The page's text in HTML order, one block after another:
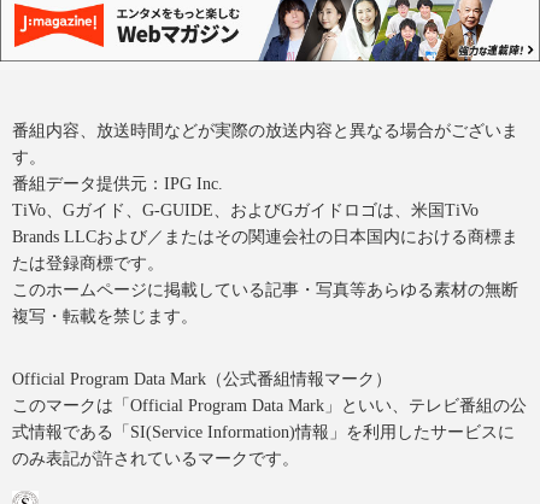
番組内容、放送時間などが実際の放送内容と異なる場合がございま
す。
番組データ提供元：IPG Inc.
TiVo、Gガイド、G-GUIDE、およびGガイドロゴは、米国TiVo
Brands LLCおよび／またはその関連会社の日本国内における商標ま
たは登録商標です。
このホームページに掲載している記事・写真等あらゆる素材の無断
複写・転載を禁じます。
Official Program Data Mark（公式番組情報マーク）
このマークは「Official Program Data Mark」といい、テレビ番組の公
式情報である「SI(Service Information)情報」を利用したサービスに
のみ表記が許されているマークです。